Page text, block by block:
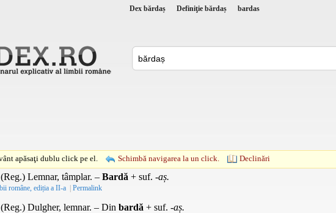
Dex bărdaș Definiţie bărdaș bardas
apăsaţi dublu click pe el. Schimbă navigarea la un click. Declinări
(Reg.) Lemnar, tâmplar. – Bardă + suf. -aș.
române, ediția a II-a | Permalink
(Reg.) Dulgher, lemnar. – Din bardă + suf. -aș.